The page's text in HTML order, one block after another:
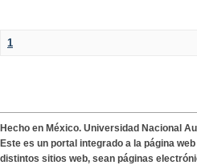
1
Hecho en México. Universidad Nacional
Este es un portal integrado a la página
distintos sitios web, sean páginas